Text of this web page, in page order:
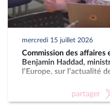
mercredi 15 juillet 2026
Commission des affaires
Benjamin Haddad,
l’Europe, sur l’actualité
partager